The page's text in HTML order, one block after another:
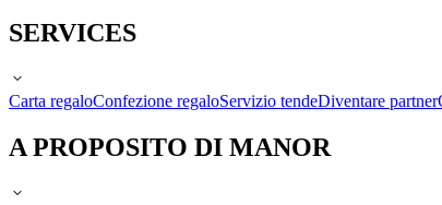
SERVICES
Carta regaloConfezione regaloServizio tendeDiventare partner
A PROPOSITO DI MANOR